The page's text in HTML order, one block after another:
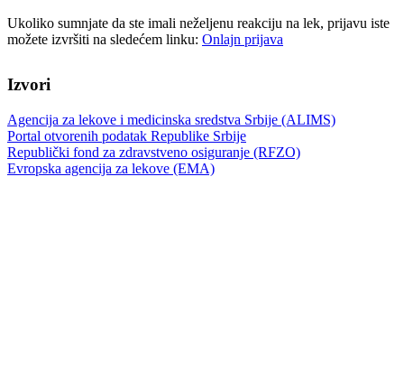
Ukoliko sumnjate da ste imali neželjenu reakciju na lek, prijavu iste
možete izvršiti na sledećem linku: Onlajn prijava
Izvori
Agencija za lekove i medicinska sredstva Srbije (ALIMS)
Portal otvorenih podatak Republike Srbije
Republički fond za zdravstveno osiguranje (RFZO)
Evropska agencija za lekove (EMA)